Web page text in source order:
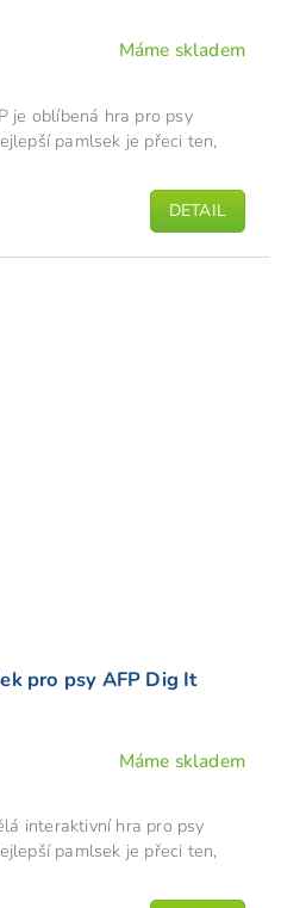
Máme skladem
DETAIL
je oblíbená hra pro psy
pamlsek je přeci ten,
pro psy AFP Dig It
Máme skladem
interaktivní hra pro psy
pamlsek je přeci ten,